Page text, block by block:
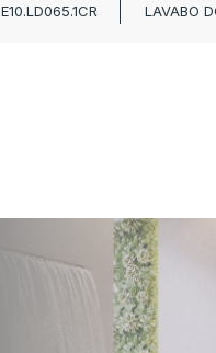
E10.LD065.1CR LAVABO